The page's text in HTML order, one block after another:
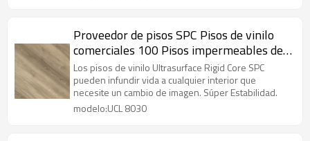
Proveedor de pisos SPC Pisos de vinilo
comerciales 100 Pisos impermeables de
núcleo rígido | Rendimiento extremo
Estilo sensible Diseño innovador UCL
8030
Los pisos de vinilo Ultrasurface Rigid Core SPC
pueden infundir vida a cualquier interior que
necesite un cambio de imagen. Súper Estabilidad.
modelo:UCL 8030